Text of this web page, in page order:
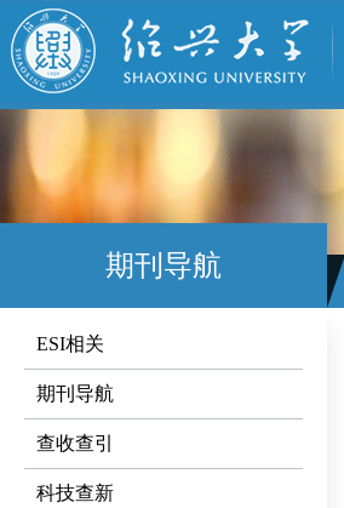
期刊导航
ESI相关
期刊导航
查收查引
科技查新